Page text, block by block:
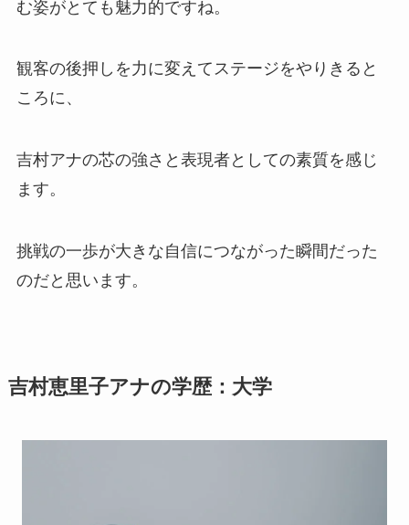
む姿がとても魅力的ですね。
観客の後押しを力に変えてステージをやりきると
ころに、
吉村アナの芯の強さと表現者としての素質を感じ
ます。
挑戦の一歩が大きな自信につながった瞬間だった
のだと思います。
吉村恵里子アナの学歴：大学